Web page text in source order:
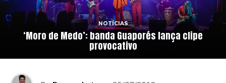
NOTÍCIAS
‘Moro de Medo’: banda Guaporés lança clipe
provocativo